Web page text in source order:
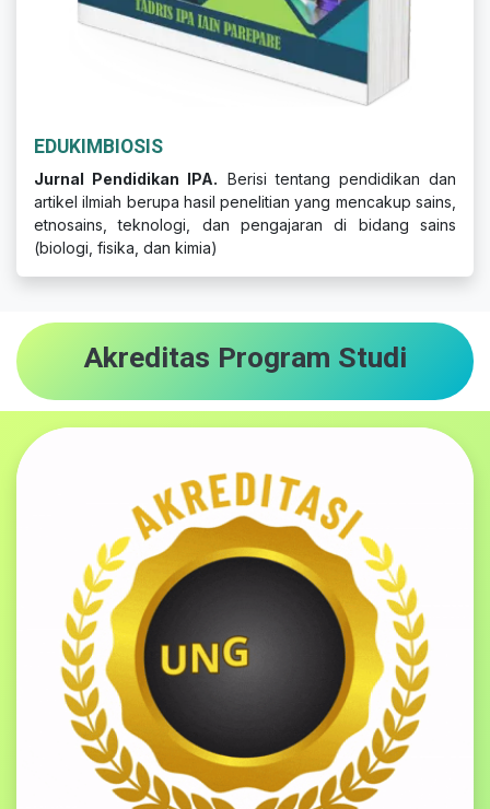
EDUKIMBIOSIS
Jurnal Pendidikan IPA. Berisi tentang pendidikan dan
artikel ilmiah berupa hasil penelitian yang mencakup sains,
etnosains, teknologi, dan pengajaran di bidang sains
(biologi, fisika, dan kimia)
Akreditas Program Studi